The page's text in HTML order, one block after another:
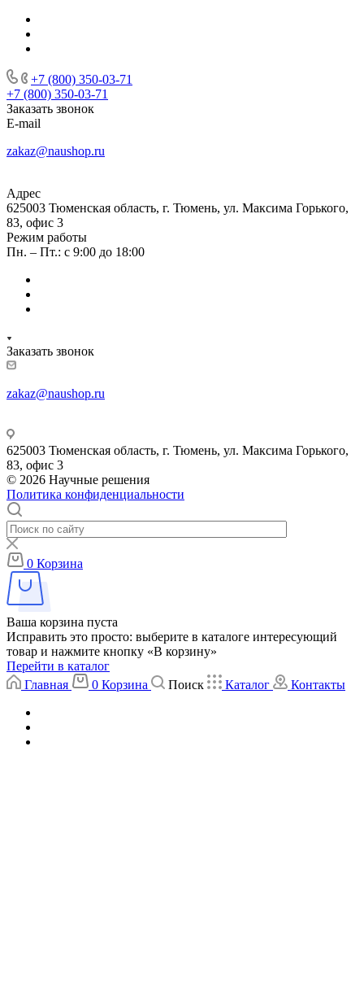
+7 (800) 350-03-71
+7 (800) 350-03-71
Заказать звонок
E-mail
zakaz@naushop.ru
Адрес
625003 Тюменская область, г. Тюмень, ул. Максима Горького,
83, офис 3
Режим работы
Пн. – Пт.: с 9:00 до 18:00
Заказать звонок
zakaz@naushop.ru
625003 Тюменская область, г. Тюмень, ул. Максима Горького,
83, офис 3
© 2026 Научные решения
Политика конфиденциальности
0 Корзина
Ваша корзина пуста
Исправить это просто: выберите в каталоге интересующий
товар и нажмите кнопку «В корзину»
Перейти в каталог
Главная
0 Корзина Поиск Каталог Контакты